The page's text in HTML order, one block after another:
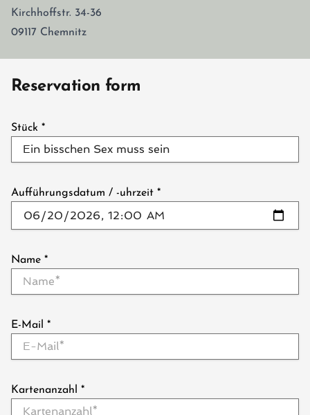
Kirchhoffstr. 34-36
09117 Chemnitz
Reservation form
Stück *
Aufführungsdatum / -uhrzeit *
Name *
E-Mail *
Kartenanzahl *